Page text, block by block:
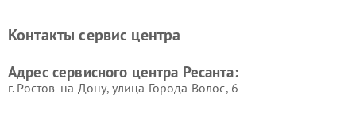
Контакты сервис центра
Адрес сервисного центра Ресанта:
г. Ростов-на-Дону, улица Города Волос, 6